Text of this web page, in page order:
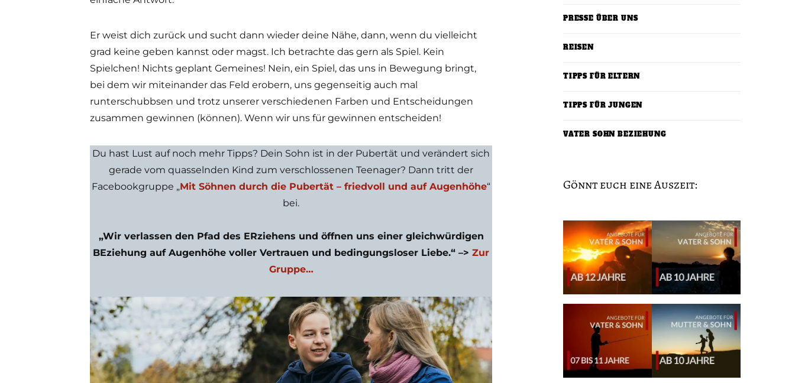
Er weist dich zurück und sucht dann wieder deine Nähe, dann, wenn du vielleicht
grad keine geben kannst oder magst. Ich betrachte das gern als Spiel. Kein
Spielchen! Nichts geplant Gemeines! Nein, ein Spiel, das uns in Bewegung bringt,
bei dem wir miteinander das Feld erobern, uns gegenseitig auch mal
runterschubbsen und trotz unserer verschiedenen Farben und Entscheidungen
zusammen gewinnen (können). Wenn wir uns für gewinnen entscheiden!
Du hast Lust auf noch mehr Tipps? Dein Sohn ist in der Pubertät und verändert sich
gerade vom quasselnden Kind zum verschlossenen Teenager? Dann tritt der
Facebookgruppe „Mit Söhnen durch die Pubertät – friedvoll und auf Augenhöhe“
bei.
„Wir verlassen den Pfad des ERziehens und öffnen uns einer gleichwürdigen
BEziehung auf Augenhöhe voller Vertrauen und bedingungsloser Liebe.“ –> Zur
Gruppe…
PRESSE ÜBER UNS
REISEN
TIPPS FÜR ELTERN
TIPPS FÜR JUNGEN
VATER SOHN BEZIEHUNG
Gönnt euch eine Auszeit: